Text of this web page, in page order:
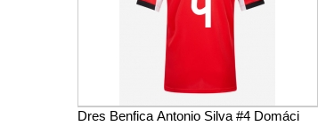
Dres Benfica Antonio Silva #4 Domáci